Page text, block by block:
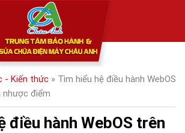
- Kiến thức » Tìm hiểu hệ điều hành WebOS
nhược điểm
điều hành WebOS trên